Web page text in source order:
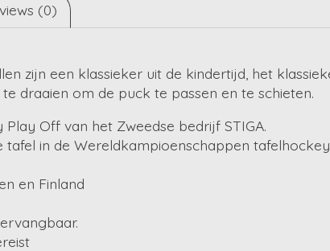
(0)
zijn een klassieker uit de kindertijd, het
draaien om de puck te passen en te schieten.
Play Off van het Zweedse bedrijf STIGA.
tafel in de Wereldkampioenschappen
en Finland